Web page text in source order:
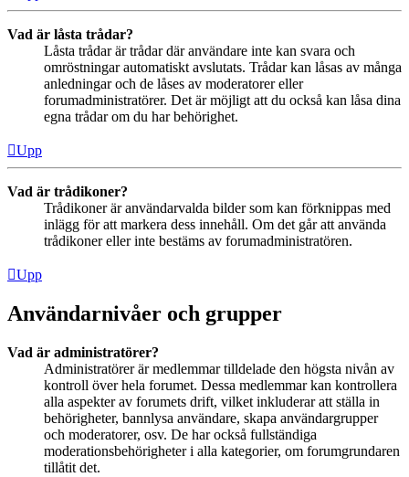
Vad är låsta trådar?
Låsta trådar är trådar där användare inte kan svara och
omröstningar automatiskt avslutats. Trådar kan låsas av många
anledningar och de låses av moderatorer eller
forumadministratörer. Det är möjligt att du också kan låsa dina
egna trådar om du har behörighet.
Upp
Vad är trådikoner?
Trådikoner är användarvalda bilder som kan förknippas med
inlägg för att markera dess innehåll. Om det går att använda
trådikoner eller inte bestäms av forumadministratören.
Upp
Användarnivåer och grupper
Vad är administratörer?
Administratörer är medlemmar tilldelade den högsta nivån av
kontroll över hela forumet. Dessa medlemmar kan kontrollera
alla aspekter av forumets drift, vilket inkluderar att ställa in
behörigheter, bannlysa användare, skapa användargrupper
och moderatorer, osv. De har också fullständiga
moderationsbehörigheter i alla kategorier, om forumgrundaren
tillåtit det.